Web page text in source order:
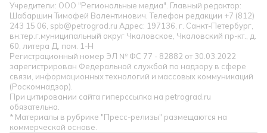
Учредители: ООО "Региональные медиа". Главный редактор:
Шабаршин Тимофей Валентинович. Телефон редакции +7 (812)
243 15 06, spb@petrograd.ru Адрес: 197136, г. Санкт-Петербург,
вн.тер.г.муниципальный округ Чкаловское, Чкаловский пр-кт., д.
60, литера Д, пом. 1-Н
Регистрационный номер ЭЛ № ФС 77 - 82882 от 30.03.2022
зарегистрирован Федеральной службой по надзору в сфере
связи, информационных технологий и массовых коммуникаций
(Роскомнадзор).
При цитировании сайта гиперссылка на petrograd.ru
обязательна.
* Материалы в рубрике "Пресс-релизы" размещаются на
коммерческой основе.